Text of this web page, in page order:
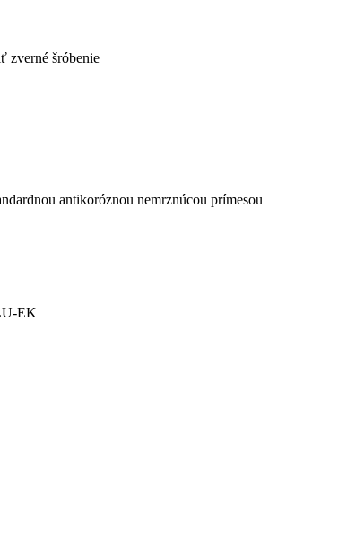
zverné šróbenie
antikoróznou nemrznúcou prímesou
EK